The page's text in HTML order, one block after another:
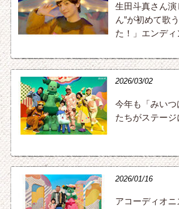
生田斗真さん演
ん”が初めて歌
た！」エンディ
2026/03/02
今年も「みい
たちがステージ
2026/01/16
アコーディオ